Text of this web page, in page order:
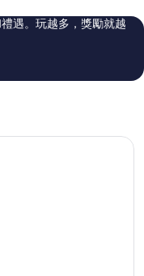
拉
塞
評
論
遇。玩越多，獎勵就越